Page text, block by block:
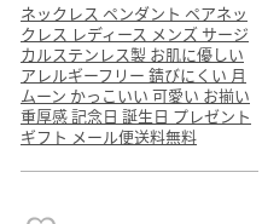
ネックレス ペンダント ペアネッ
クレス レディース メンズ サージ
カルステンレス製 お肌に優しい
アレルギーフリー 錆びにくい 月
ムーン かっこいい 可愛い お揃い
重厚感 記念日 誕生日 プレゼント
ギフト メール便送料無料